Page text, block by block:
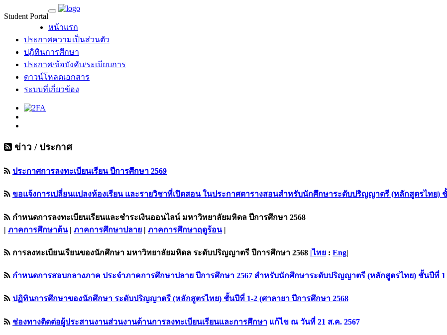
Student Portal
หน้าแรก
ประกาศความเป็นส่วนตัว
ปฎิทินการศึกษา
ประกาศ/ข้อบังคับ/ระเบียบการ
ดาวน์โหลดเอกสาร
ระบบที่เกี่ยวข้อง
ข่าว / ประกาศ
ประกาศการลงทะเบียนเรียน ปีการศึกษา 2569
ขอแจ้งการเปลี่ยนแปลงห้องเรียน และรายวิชาที่เปิดสอน ในประกาศตารางสอนสำหรับนักศึกษาระดับปริญญาตรี (หลักสูตรไทย)
กำหนดการลงทะเบียนเรียนและชำระเงินออนไลน์ มหาวิทยาลัยมหิดล ปีการศึกษา 2568
| ภาคการศึกษาต้น| ภาคการศึกษาปลาย | ภาคการศึกษาฤดูร้อน|
การลงทะเบียนเรียนของนักศึกษา มหาวิทยาลัยมหิดล ระดับปริญญาตรี ปีการศึกษา 2568 |ไทย : Eng|
กำหนดการสอบกลางภาค ประจำภาคการศึกษาปลาย ปีการศึกษา 2567 สำหรับนักศึกษาระดับปริญญาตรี (หลักสูตรไทย) ชั้นปีที่ 1
ปฏิทินการศึกษาของนักศึกษา ระดับปริญญาตรี (หลักสูตรไทย) ชั้นปีที่ 1-2 (ศาลายา ปีการศึกษา 2568
ช่องทางติดต่อผู้ประสานงานส่วนงานด้านการลงทะเบียนเรียนเเละการศึกษา แก้ไข ณ วันที่ 21 ส.ค. 2567